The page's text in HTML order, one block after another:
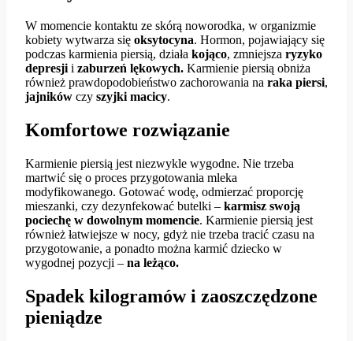
W momencie kontaktu ze skórą noworodka, w organizmie
kobiety wytwarza się oksytocyna. Hormon, pojawiający się
podczas karmienia piersią, działa kojąco, zmniejsza ryzyko
depresji i zaburzeń lękowych. Karmienie piersią obniża
również prawdopodobieństwo zachorowania na raka piersi,
jajników czy szyjki macicy.
Komfortowe rozwiązanie
Karmienie piersią jest niezwykle wygodne. Nie trzeba
martwić się o proces przygotowania mleka
modyfikowanego. Gotować wodę, odmierzać proporcję
mieszanki, czy dezynfekować butelki – karmisz swoją
pociechę w dowolnym momencie. Karmienie piersią jest
również łatwiejsze w nocy, gdyż nie trzeba tracić czasu na
przygotowanie, a ponadto można karmić dziecko w
wygodnej pozycji – na leżąco.
Spadek kilogramów i zaoszczędzone
pieniądze